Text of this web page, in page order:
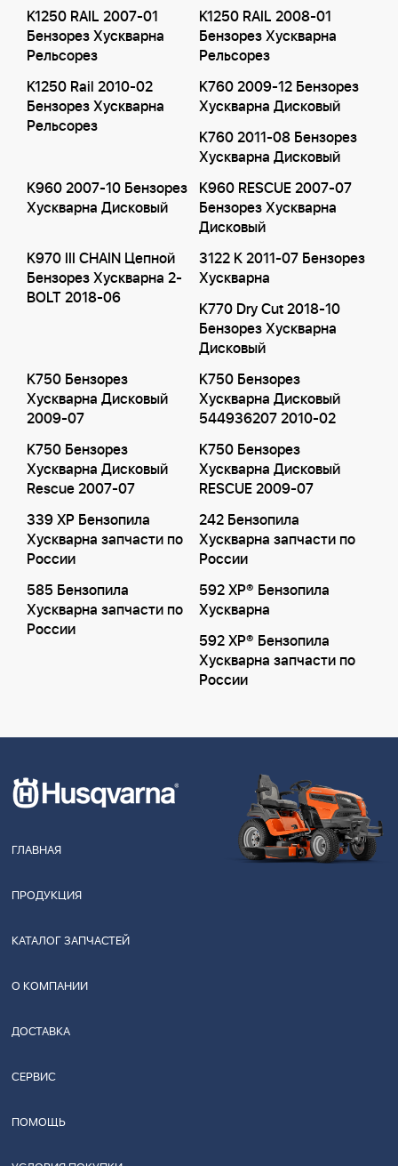
K1250 RAIL 2007-01
Бензорез Хускварна
Рельсорез
K1250 RAIL 2008-01
Бензорез Хускварна
Рельсорез
K1250 Rail 2010-02
Бензорез Хускварна
Рельсорез
K760 2009-12 Бензорез
Хускварна Дисковый
K760 2011-08 Бензорез
Хускварна Дисковый
K960 2007-10 Бензорез
Хускварна Дисковый
K960 RESCUE 2007-07
Бензорез Хускварна
Дисковый
K970 III CHAIN Цепной
Бензорез Хускварна 2-
BOLT 2018-06
3122 K 2011-07 Бензорез
Хускварна
K770 Dry Cut 2018-10
Бензорез Хускварна
Дисковый
K750 Бензорез
Хускварна Дисковый
2009-07
K750 Бензорез
Хускварна Дисковый
544936207 2010-02
K750 Бензорез
Хускварна Дисковый
Rescue 2007-07
K750 Бензорез
Хускварна Дисковый
RESCUE 2009-07
339 XP Бензопила
Хускварна запчасти по
России
242 Бензопила
Хускварна запчасти по
России
585 Бензопила
Хускварна запчасти по
России
592 XP® Бензопила
Хускварна
592 XP® Бензопила
Хускварна запчасти по
России
ГЛАВНАЯ
ПРОДУКЦИЯ
КАТАЛОГ ЗАПЧАСТЕЙ
О КОМПАНИИ
ДОСТАВКА
СЕРВИС
ПОМОЩЬ